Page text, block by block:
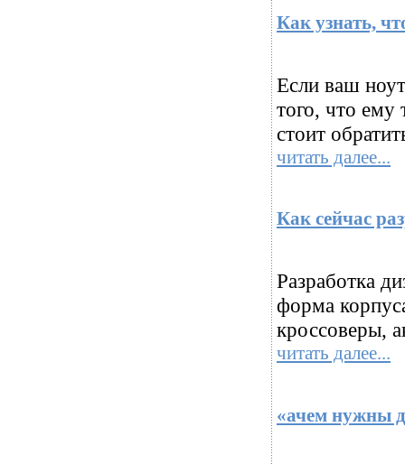
Как узнать,
Если ваш
того, что ему
стоит
читать далее...
Как сейчас
Разработка
форма
кроссоверы,
читать далее...
«ачем нужны